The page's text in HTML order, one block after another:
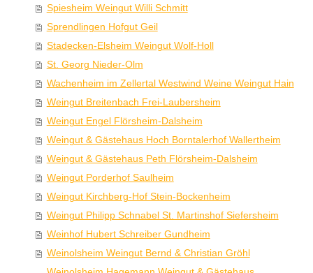
Spiesheim Weingut Willi Schmitt
Sprendlingen Hofgut Geil
Stadecken-Elsheim Weingut Wolf-Holl
St. Georg Nieder-Olm
Wachenheim im Zellertal Westwind Weine Weingut Hain
Weingut Breitenbach Frei-Laubersheim
Weingut Engel Flörsheim-Dalsheim
Weingut & Gästehaus Hoch Borntalerhof Wallertheim
Weingut & Gästehaus Peth Flörsheim-Dalsheim
Weingut Porderhof Saulheim
Weingut Kirchberg-Hof Stein-Bockenheim
Weingut Philipp Schnabel St. Martinshof Siefersheim
Weinhof Hubert Schreiber Gundheim
Weinolsheim Weingut Bernd & Christian Gröhl